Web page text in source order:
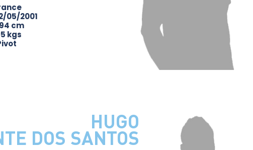
05/2001
cm
kgs
HUGO
DOS SANTOS